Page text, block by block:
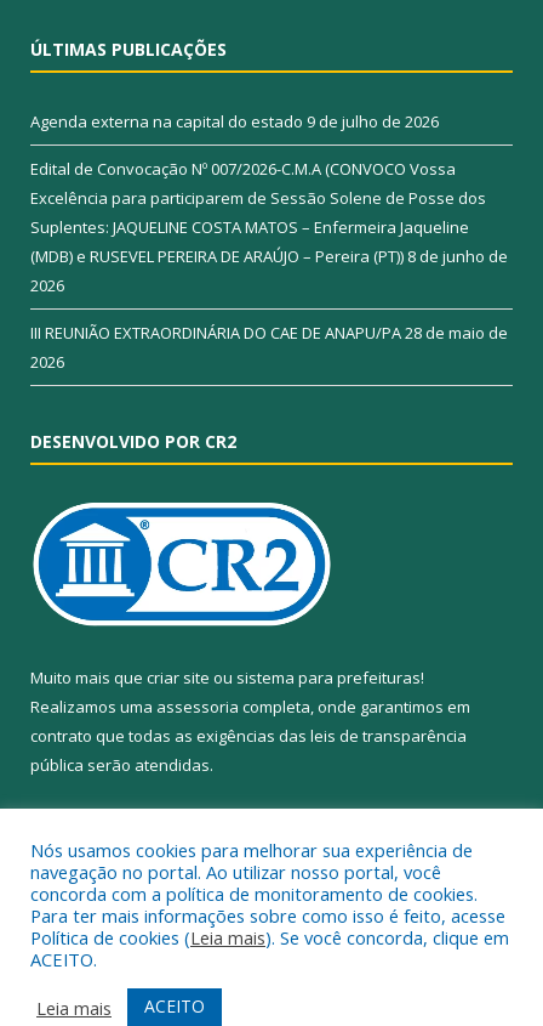
ÚLTIMAS PUBLICAÇÕES
Agenda externa na capital do estado 9 de julho de 2026
Edital de Convocação Nº 007/2026-C.M.A (CONVOCO Vossa
Excelência para participarem de Sessão Solene de Posse dos
Suplentes: JAQUELINE COSTA MATOS – Enfermeira Jaqueline
(MDB) e RUSEVEL PEREIRA DE ARAÚJO – Pereira (PT)) 8 de junho de
2026
III REUNIÃO EXTRAORDINÁRIA DO CAE DE ANAPU/PA28 de maio de
2026
DESENVOLVIDO POR CR2
Muito mais que criar site ou sistema para prefeituras!
Realizamos uma assessoria completa, onde garantimos em
contrato que todas as exigências das leis de transparência
pública serão atendidas.
Todos os direitos reservados a Câmara Municipal de Anapu.
Mapa do Site
Acessar Área Administrativa
Nós usamos cookies para melhorar sua experiência de
navegação no portal. Ao utilizar nosso portal, você
concorda com a política de monitoramento de cookies.
Para ter mais informações sobre como isso é feito, acesse
Política de cookies (Leia mais). Se você concorda, clique em
ACEITO.
Leia mais
ACEITO